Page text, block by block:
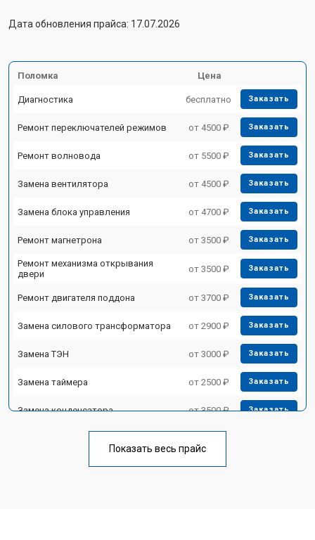
Дата обновления прайса: 17.07.2026
Поломка Цена
Диагностика бесплатно Заказать
Ремонт переключателей режимов от 4500 ₽ Заказать
Ремонт волновода от 5500 ₽ Заказать
Замена вентилятора от 4500 ₽ Заказать
Замена блока управления от 4700 ₽ Заказать
Ремонт магнетрона от 3500 ₽ Заказать
Ремонт механизма открывания
двери
от 3500 ₽ Заказать
Ремонт двигателя поддона от 3700 ₽ Заказать
Замена силового трансформатора от 2900 ₽ Заказать
Замена ТЭН от 3000 ₽ Заказать
Замена таймера от 2500 ₽ Заказать
Замена конденсатора от 3500 ₽ Заказать
Ремонт платы управления
Замена лампочки от 2400 ₽
Показать весь прайс